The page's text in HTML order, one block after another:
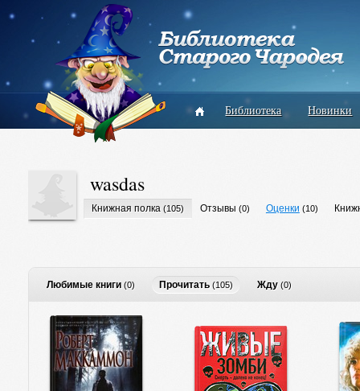
Библиотека Новинки
wasdas
Книжная полка (105) Отзывы (0) Оценки (10)
Любимые книги (0) Прочитать (105) Жду (0)